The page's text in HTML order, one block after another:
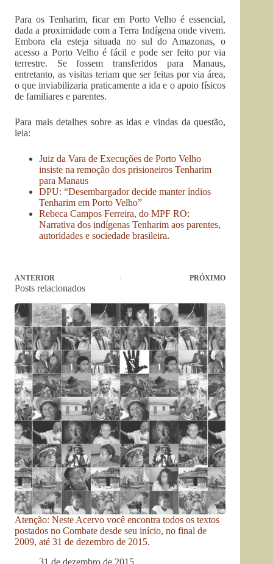
Para os Tenharim, ficar em Porto Velho é essencial,
dada a proximidade com a Terra Indígena onde vivem.
Embora ela esteja situada no sul do Amazonas, o
acesso a Porto Velho é fácil e pode ser feito por via
terrestre. Se fossem transferidos para Manaus,
entretanto, as visitas teriam que ser feitas por via área,
o que inviabilizaria praticamente a ida e o apoio físicos
de familiares e parentes.
Para mais detalhes sobre as idas e vindas da questão,
leia:
Juiz da Vara de Execuções de Porto Velho
insiste na remoção dos prisioneiros Tenharim
para Manaus
DPU: “Desembargador decide manter índios
Tenharim em Porto Velho”
Rebeca Campos Ferreira, do MPF RO:
Narrativa dos indígenas Tenharim aos parentes,
autoridades e sociedade brasileira.
ANTERIOR PRÓXIMO
Posts relacionados
Atenção: Neste Acervo você encontra todos os textos
postados no Combate desde seu início, no final de
2009, até 31 de dezembro de 2015.
31 de dezembro de 2015